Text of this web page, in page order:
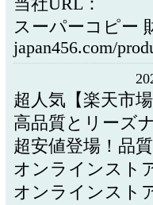
当社URL：
スーパーコピー
japan456.com/
超人気【楽天市場
高品質とリーズ
超安値登場！品
オンラインスト
オンラインスト